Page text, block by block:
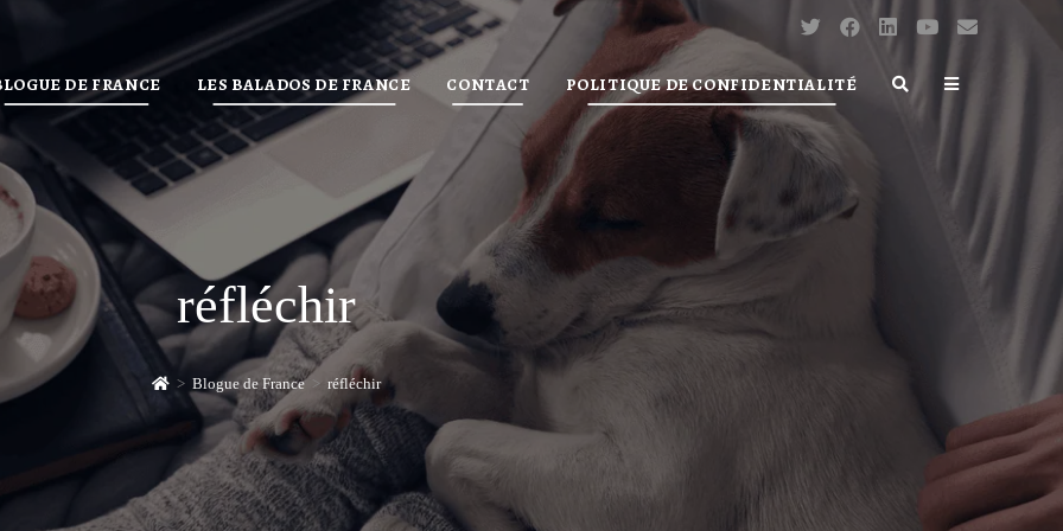
DE FRANCE LES BALADOS DE FRANCE CONTACT POLITIQUE DE CONFIDENTIALITÉ TOGGLE
réfléchir
> Blogue de France > réfléchir